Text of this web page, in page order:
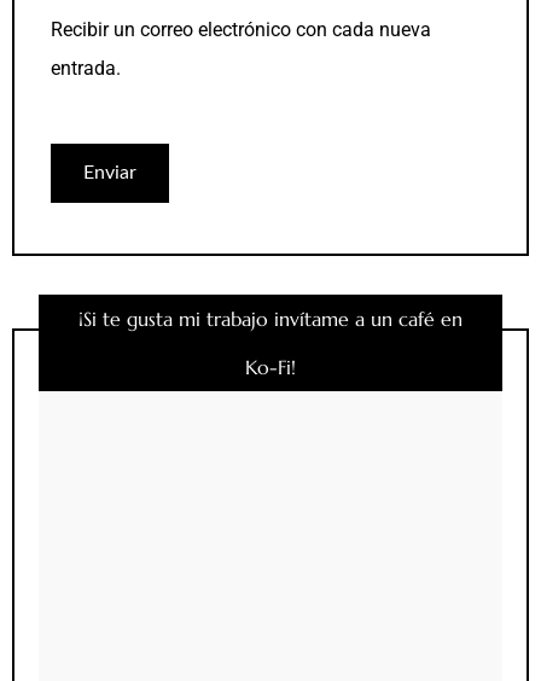
Recibir un correo electrónico con cada nueva
entrada.
¡Si te gusta mi trabajo invítame a un café en
Ko-Fi!